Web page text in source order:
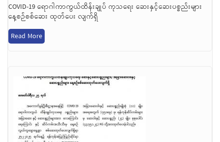
COVID-19 ရောဂါကာကွယ်ထိန်းချုပ် ကုသရေး ဆေးနှင့်ဆေးပစ္စည်းများ
နေ့စဉ်စစ်ဆေး ထုတ်ပေး လျက်ရှိ
Read More